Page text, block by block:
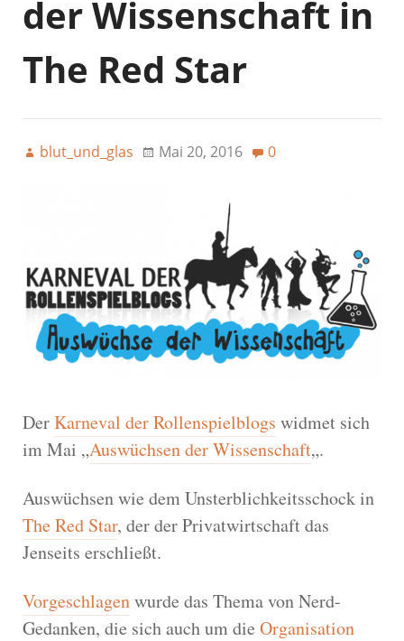
der Wissenschaft in
The Red Star
blut_und_glas Mai 20, 2016 0
DerKarneval der Rollenspielblogs widmet sich
im Mai „Auswüchsen der Wissenschaft„.
Auswüchsen wie dem Unsterblichkeitsschock in
The Red Star, der der Privatwirtschaft das
Jenseits erschließt.
Vorgeschlagenwurde das Thema von Nerd-
Gedanken, die sich auch um die Organisation